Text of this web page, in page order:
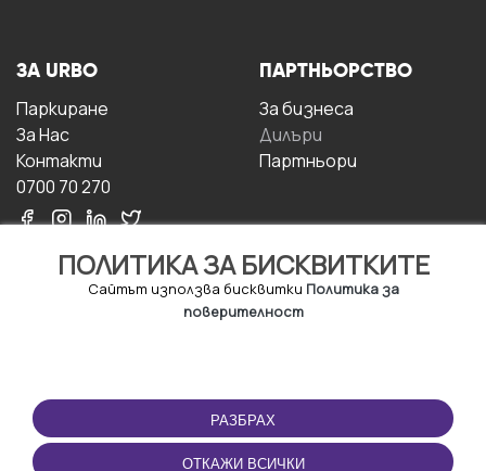
ПОЛИТИКА ЗА БИСКВИТКИТЕ
Сайтът използва бисквитки Политика за
поверителност
РАЗБРАХ
ОТКАЖИ ВСИЧКИ
ЗА URBO
Паркиране
За Hас
Контакти
0700 70 270
ПАРТНЬОРСТВО
За бизнесa
Дилъри
Партньори
ПОЛЗВАНЕ
Правила и условия за
ползване
ПРИЛОЖЕНИЕТО